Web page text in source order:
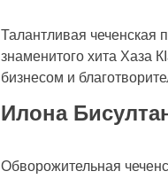
Талантливая чеченская
знаменитого хита Хаза
бизнесом и
Илона
Обворожительная